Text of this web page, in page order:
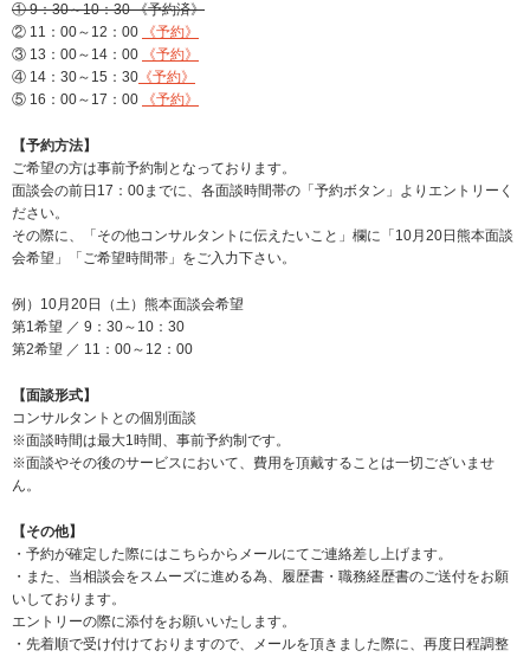
① 9：30～10：30 《予約済》
② 11：00～12：00
《予約》
③ 13：00～14：00
《予約》
④ 14：30～15：30 《予約》
⑤ 16：00～17：00
《予約》
【予約方法】
ご希望の方は事前予約制となっております。
面談会の前日17：00までに、各面談時間帯の「予約ボタン」よりエントリーく
ださい。
その際に、「その他コンサルタントに伝えたいこと」欄に「10月20日熊本面談
会希望」「ご希望時間帯」をご入力下さい。
例）10月20日（土）熊本面談会希望
第1希望 ／ 9：30～10：30
第2希望 ／ 11：00～12：00
【面談形式】
コンサルタントとの個別面談
※面談時間は最大1時間、事前予約制です。
※面談やその後のサービスにおいて、費用を頂戴することは一切ございませ
ん。
【その他】
・予約が確定した際にはこちらからメールにてご連絡差し上げます。
・また、当相談会をスムーズに進める為、履歴書・職務経歴書のご送付をお願
いしております。
エントリーの際に添付をお願いいたします。
・先着順で受け付けておりますので、メールを頂きました際に、再度日程調整